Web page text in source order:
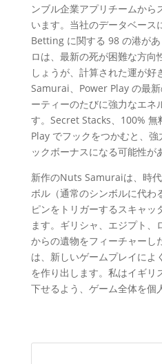
ンブル企業アプリチームから
います。当社のデータベース
Betting に関する 98 の港が
ロは、最新の死が困難な方向
しょうが、計算された運が好
Samurai、Power Play の最
ーティーのたびに強力なエネ
す。Secret Stacks、100%
Play でフックをつかむと、
ックボーナスになる可能性が
新作のNuts Samuraiは、時
ボル（通常のシンボルに代わ
ピンをトリガーするスキャッ
ます。ギリシャ、エジプト、
からの遺物をフィーチャーし
は、新しいゲームプレイによ
を作り出します。私はイギリ
下せるよう、ゲーム全体を個